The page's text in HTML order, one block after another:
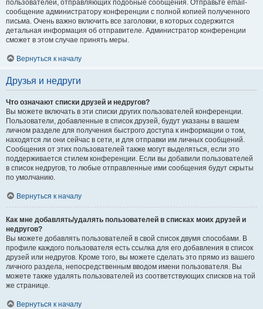
пользователей, отправляющих подобные сообщения. Отправьте email-
сообщение администратору конференции с полной копией полученного
письма. Очень важно включить все заголовки, в которых содержится
детальная информация об отправителе. Администратор конференции
сможет в этом случае принять меры.
Вернуться к началу
Друзья и недруги
Что означают списки друзей и недругов?
Вы можете включать в эти списки других пользователей конференции.
Пользователи, добавленные в список друзей, будут указаны в вашем
личном разделе для получения быстрого доступа к информации о том,
находятся ли они сейчас в сети, и для отправки им личных сообщений.
Сообщения от этих пользователей также могут выделяться, если это
поддерживается стилем конференции. Если вы добавили пользователей
в список недругов, то любые отправленные ими сообщения будут скрыты
по умолчанию.
Вернуться к началу
Как мне добавлять/удалять пользователей в списках моих друзей и
недругов?
Вы можете добавлять пользователей в свой список двумя способами. В
профиле каждого пользователя есть ссылка для его добавления в список
друзей или недругов. Кроме того, вы можете сделать это прямо из вашего
личного раздела, непосредственным вводом имени пользователя. Вы
можете также удалять пользователей из соответствующих списков на той
же странице.
Вернуться к началу